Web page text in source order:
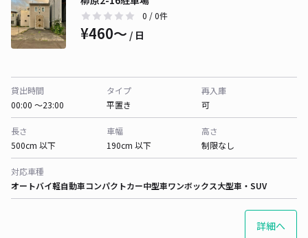
0 / 0件
¥460〜 / 日
貸出時間
00:00 〜23:00
タイプ
平置き
再入庫
可
長さ
500cm 以下
車幅
190cm 以下
高さ
制限なし
対応車種
オートバイ軽自動車コンパクトカー中型車ワンボックス大型車・SUV
詳細へ